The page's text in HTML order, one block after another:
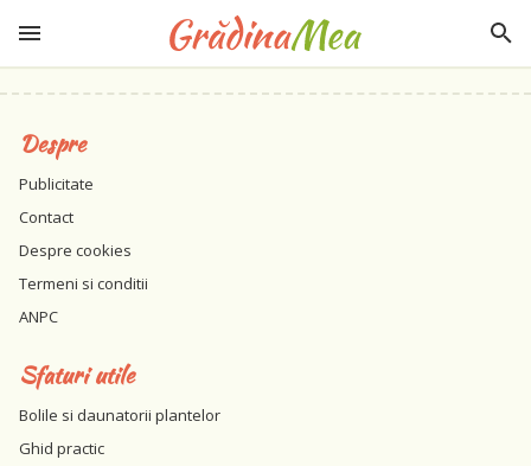
Despre
Publicitate
Contact
Despre cookies
Termeni si conditii
ANPC
Sfaturi utile
Bolile si daunatorii plantelor
Ghid practic